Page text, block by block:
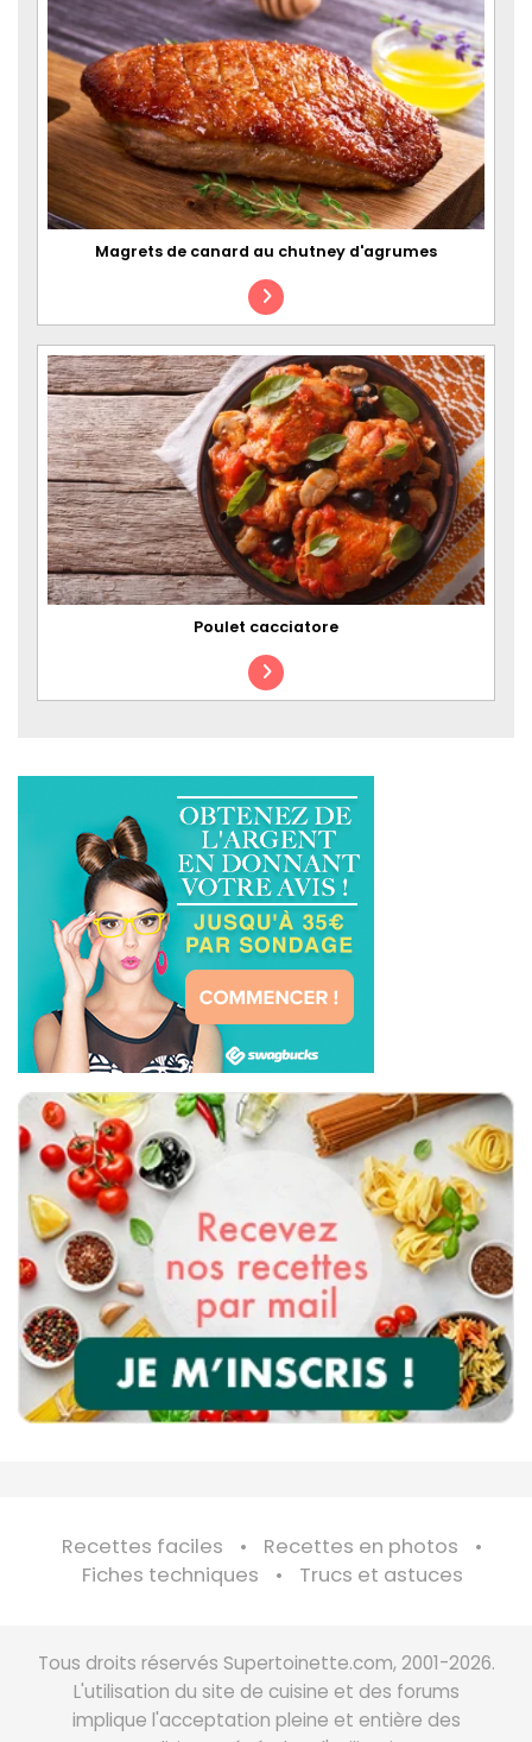
Magrets de canard au chutney d'agrumes
Poulet cacciatore
Recettes faciles
Recettes en photos
Fiches techniques
Trucs et astuces
Tous droits réservés Supertoinette.com, 2001-2026.
L'utilisation du site de cuisine et des forums
implique l'acceptation pleine et entière des